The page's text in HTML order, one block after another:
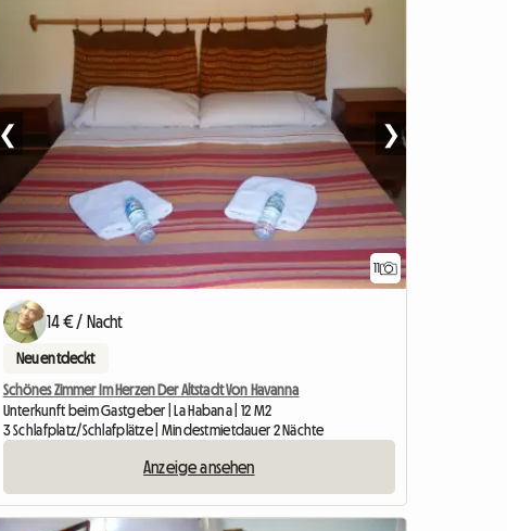
11
❮ ❯
14 € / Nacht
Neu entdeckt
Schönes Zimmer Im Herzen Der Altstadt Von Havanna
Unterkunft beim Gastgeber | La Habana | 12 M2
3 Schlafplatz/Schlafplätze | Mindestmietdauer 2 Nächte
Anzeige ansehen